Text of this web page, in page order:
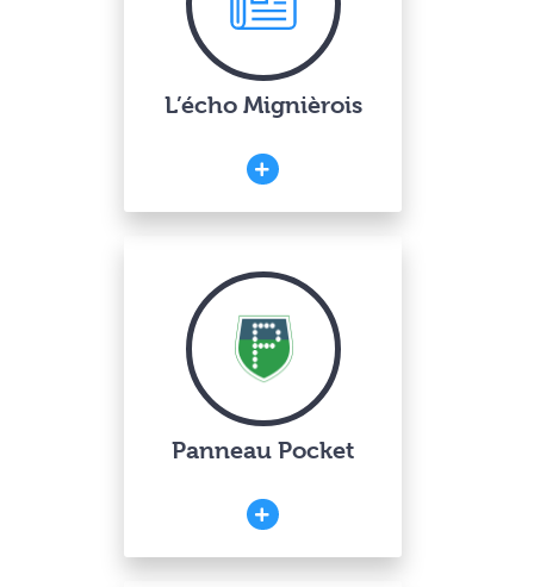
L’écho Mignièrois
Panneau Pocket